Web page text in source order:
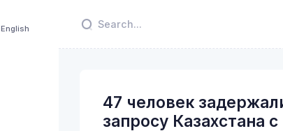
English
47 человек
запросу Казахстана